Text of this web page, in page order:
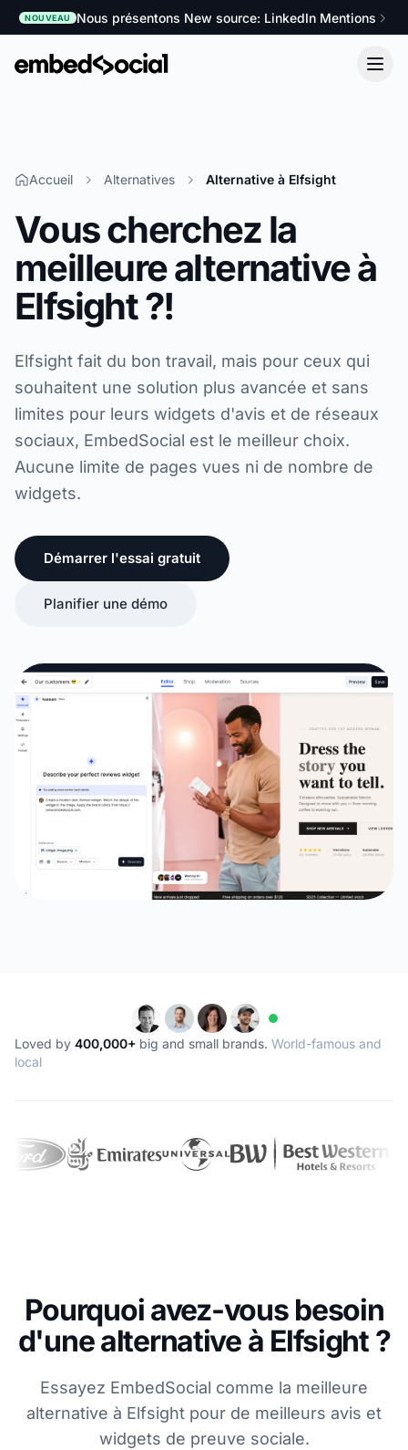
NOUVEAU Nous présentons New source: LinkedIn Mentions
Accueil Alternatives Alternative à Elfsight
Vous cherchez la
meilleure alternative à
Elfsight ?!
Elfsight fait du bon travail, mais pour ceux qui
souhaitent une solution plus avancée et sans
limites pour leurs widgets d'avis et de réseaux
sociaux, EmbedSocial est le meilleur choix.
Aucune limite de pages vues ni de nombre de
widgets.
Démarrer l'essai gratuit
Planifier une démo
Loved by 400,000+ big and small brands. World-famous and
local
Pourquoi avez-vous besoin
d'une alternative à Elfsight ?
Essayez EmbedSocial comme la meilleure
alternative à Elfsight pour de meilleurs avis et
widgets de preuve sociale.